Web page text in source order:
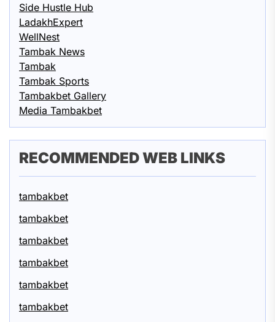
Side Hustle Hub
LadakhExpert
WellNest
Tambak News
Tambak
Tambak Sports
Tambakbet Gallery
Media Tambakbet
RECOMMENDED WEB LINKS
tambakbet
tambakbet
tambakbet
tambakbet
tambakbet
tambakbet